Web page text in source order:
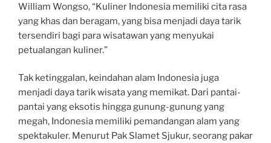
William Wongso, “Kuliner Indonesia memiliki cita rasa
yang khas dan beragam, yang bisa menjadi daya tarik
tersendiri bagi para wisatawan yang menyukai
petualangan kuliner.”
Tak ketinggalan, keindahan alam Indonesia juga
menjadi daya tarik wisata yang memikat. Dari pantai-
pantai yang eksotis hingga gunung-gunung yang
megah, Indonesia memiliki pemandangan alam yang
spektakuler. Menurut Pak Slamet Sjukur, seorang pakar